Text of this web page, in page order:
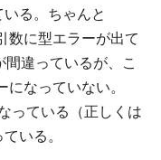
る。ちゃんと
数に型エラーが出て
間違っているが、こ
なっていない。
っている（正しくは
いる。